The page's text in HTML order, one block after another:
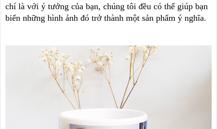
chí là với ý tưởng của bạn, chúng tôi đều có thể giúp bạn
biến những hình ảnh đó trở thành một sản phẩm ý nghĩa.